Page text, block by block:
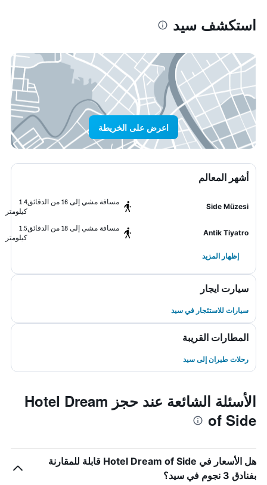
استكشف سيد
اعرض على الخريطة
أشهر المعالم
Side Müzesi
مسافة مشي إلى 16 من الدقائق
1.4
كيلومتر
Antik Tiyatro
مسافة مشي إلى 18 من الدقائق
1.5
كيلومتر
إظهار المزيد
سيارت ايجار
سيارات للاستئجار في سيد
المطارات القريبة
رحلات طيران إلى سيد
الأسئلة الشائعة عند حجز Hotel Dream
of Side
هل الأسعار في Hotel Dream of Side قابلة للمقارنة
بفنادق 3 نجوم في سيد؟